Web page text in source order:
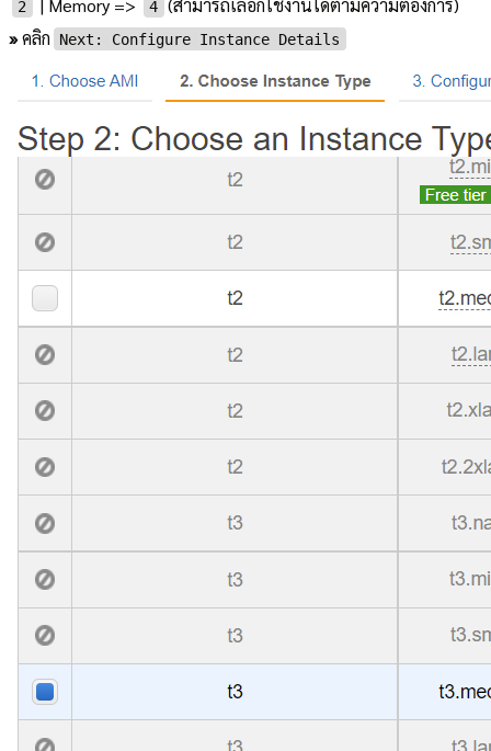
2 | Memory => 4 (สามารถเลือกใช้งานได้ตามความต้องการ)
»คลิก Next: Configure Instance Details